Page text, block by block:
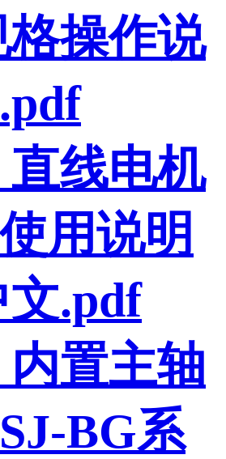
操作说
直线电机
用说明
文.pdf
置主轴
BG系